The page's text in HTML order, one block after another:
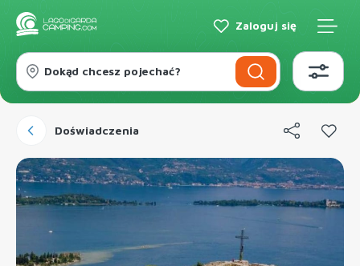
Zaloguj się
Dokąd chcesz pojechać?
Doświadczenia